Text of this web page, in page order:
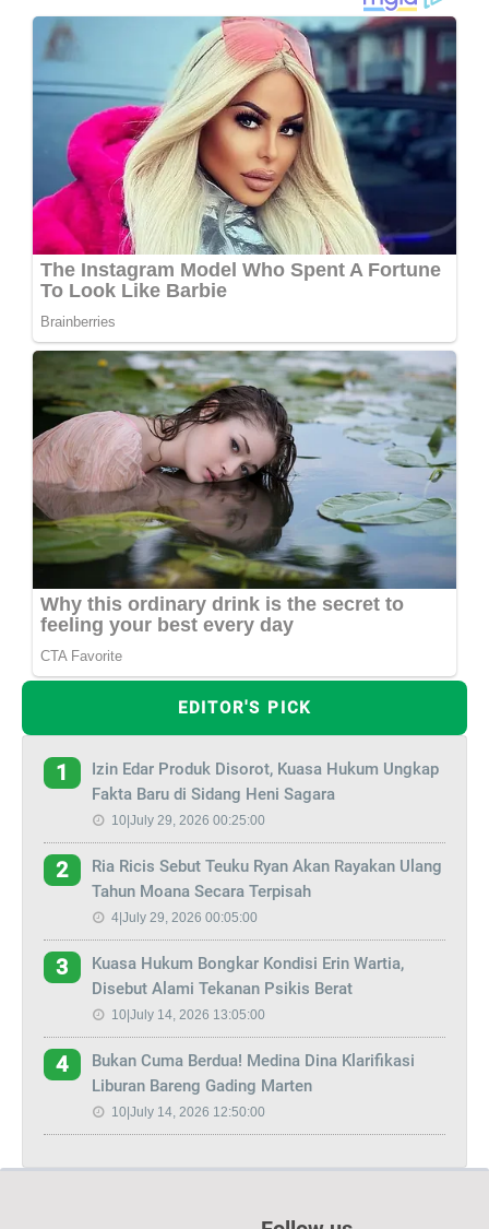
EDITOR'S PICK
1
Izin Edar Produk Disorot, Kuasa Hukum Ungkap
Fakta Baru di Sidang Heni Sagara
10|July 29, 2026 00:25:00
2
Ria Ricis Sebut Teuku Ryan Akan Rayakan Ulang
Tahun Moana Secara Terpisah
4|July 29, 2026 00:05:00
3
Kuasa Hukum Bongkar Kondisi Erin Wartia,
Disebut Alami Tekanan Psikis Berat
10|July 14, 2026 13:05:00
4
Bukan Cuma Berdua! Medina Dina Klarifikasi
Liburan Bareng Gading Marten
10|July 14, 2026 12:50:00